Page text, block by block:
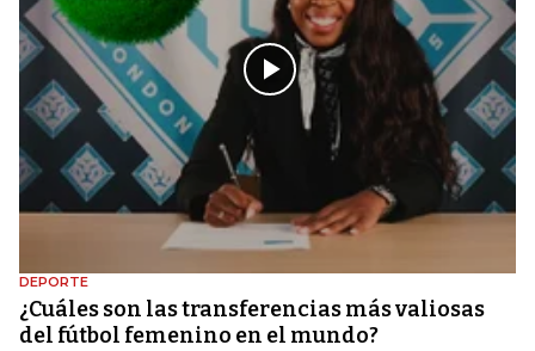
DEPORTE
¿Cuáles son las transferencias más valiosas
del fútbol femenino en el mundo?